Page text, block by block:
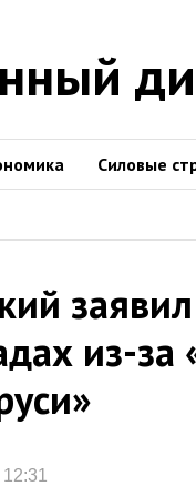
Силовые
из-за